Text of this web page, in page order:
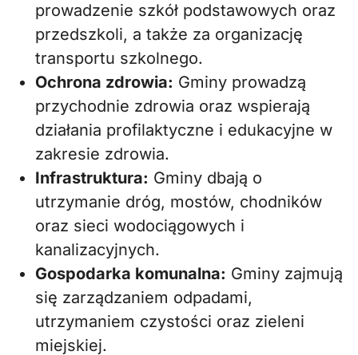
prowadzenie szkół podstawowych oraz
przedszkoli, a także za organizację
transportu szkolnego.
Ochrona zdrowia: Gminy prowadzą
przychodnie zdrowia oraz wspierają
działania profilaktyczne i edukacyjne w
zakresie zdrowia.
Infrastruktura: Gminy dbają o
utrzymanie dróg, mostów, chodników
oraz sieci wodociągowych i
kanalizacyjnych.
Gospodarka komunalna: Gminy zajmują
się zarządzaniem odpadami,
utrzymaniem czystości oraz zieleni
miejskiej.